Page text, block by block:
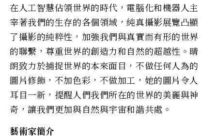
在人工智慧佔領世界的時代，電腦化和機器人主
宰著我們的生存的各個領域，純真攝影展覽凸顯
了攝影的純粹性，加強我們與真實而有形的世界
的聯繫，尊重世界的創造力和自然的超越性。晴
朗致力於捕捉世界的本來面目，不做任何人為的
圖片修飾，不加色彩，不做加工，她的圖片令人
耳目一新，提醒人們我們所在的世界的美麗與神
奇，讓我們更加與自然與宇宙和諧共處。
藝術家簡介